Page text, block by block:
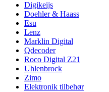
Digikeijs
Doehler & Haass
Esu
Lenz
Marklin Digital
Qdecoder
Roco Digital Z21
Uhlenbrock
Zimo
Elektronik tilbehør